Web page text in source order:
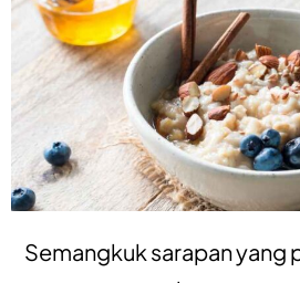
Semangkuk sarapan yang